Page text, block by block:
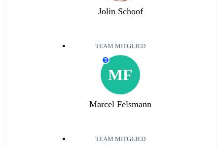
Jolin Schoof
TEAM MITGLIED
MF
T
Marcel Felsmann
TEAM MITGLIED